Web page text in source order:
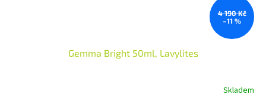
4 190 Kč
–11 %
Gemma Bright 50ml, Lavylites
Skladem